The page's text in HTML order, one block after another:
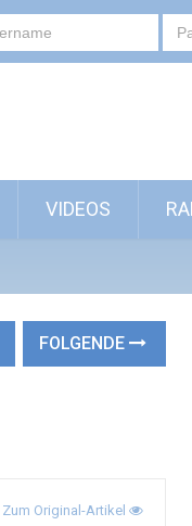
VIDEOS
FOLGENDE
Zum Original-Artikel